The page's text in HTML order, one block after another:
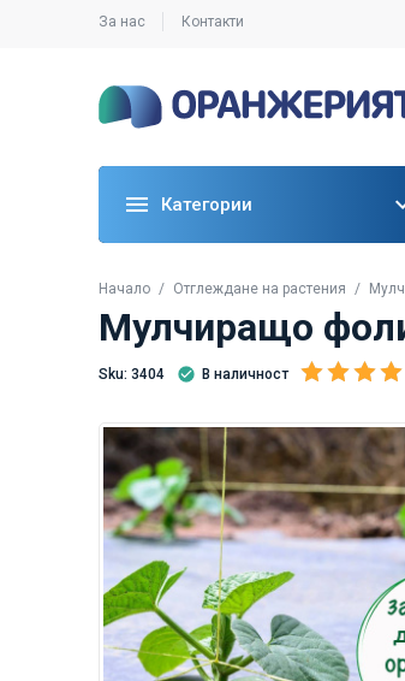
За нас Контакти
Категории
Начало Oтглеждане на растения
Мулчиращо
Sku: 3404 В наличност